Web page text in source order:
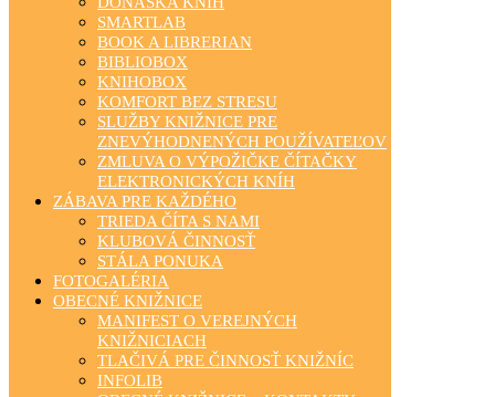
SMARTLAB
BOOK A LIBRERIAN
BIBLIOBOX
KNIHOBOX
KOMFORT BEZ STRESU
SLUŽBY KNIŽNICE PRE
ZNEVÝHODNENÝCH POUŽÍVATEĽOV
ZMLUVA O VÝPOŽIČKE ČÍTAČKY
ELEKTRONICKÝCH KNÍH
ZÁBAVA PRE KAŽDÉHO
TRIEDA ČÍTA S NAMI
KLUBOVÁ ČINNOSŤ
STÁLA PONUKA
FOTOGALÉRIA
OBECNÉ KNIŽNICE
MANIFEST O VEREJNÝCH
KNIŽNICIACH
TLAČIVÁ PRE ČINNOSŤ KNIŽNÍC
INFOLIB